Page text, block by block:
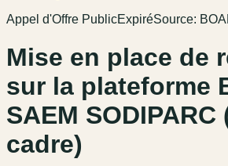
Appel d'Offre PublicExpiréSource:
Mise en place de
sur la plateforme
SAEM
cadre)